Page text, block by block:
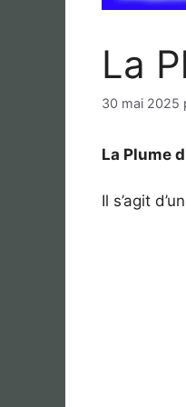
La
30 mai 2025
La Plume
Il s’agit